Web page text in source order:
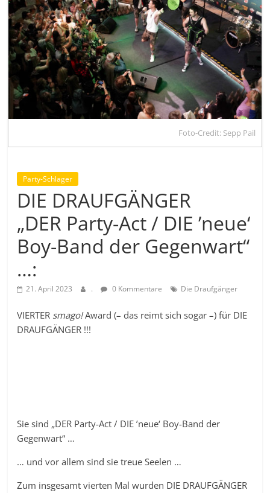
Foto-Credit: Sepp Pail
Party-Schlager
DIE DRAUFGÄNGER
„DER Party-Act / DIE ’neue‘
Boy-Band der Gegenwart“
…:
21. April 2023 . 0 Kommentare Die Draufgänger
VIERTER smago!Award (– das reimt sich sogar –) für DIE
DRAUFGÄNGER !!!
Sie sind „DER Party-Act / DIE ’neue‘ Boy-Band der
Gegenwart“ …
… und vor allem sind sie treue Seelen …
Zum insgesamt vierten Mal wurden DIE DRAUFGÄNGER